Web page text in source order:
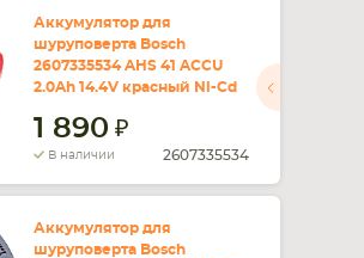
КОМПЛЕКТУЮЩИЕ
Аккумулятор для
шуруповерта Bosch
2607335534 AHS 41 ACCU
2.0Ah 14.4V красный Ni-Cd
1 890
В наличии 2607335534
Аккумулятор для
шуруповерта Bosch